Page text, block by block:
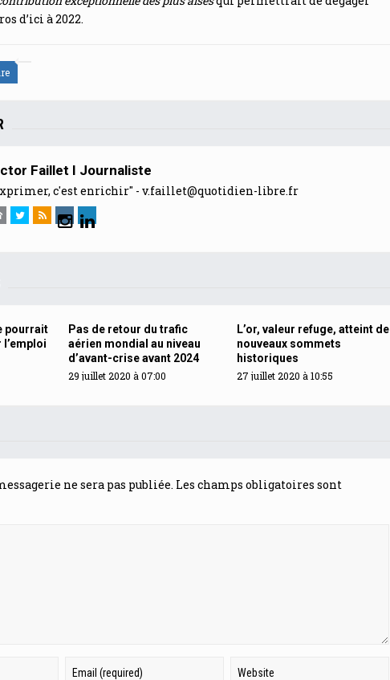
d’ici à 2022.
Faillet I Journaliste
c'est enrichir" - v.faillet@quotidien-libre.fr
pourrait
Pas de retour du trafic
aérien mondial au niveau
d’avant-crise avant 2024
29 juillet 2020 à 07:00
L’or, valeur refuge, atteint de
nouveaux sommets
historiques
27 juillet 2020 à 10:55
ne sera pas publiée. Les champs obligatoires sont